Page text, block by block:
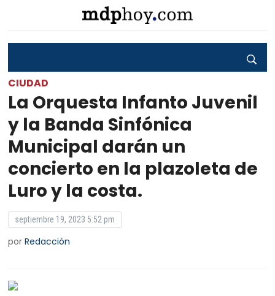
CIUDAD
La Orquesta Infanto Juvenil
y la Banda Sinfónica
Municipal darán un
concierto en la plazoleta de
Luro y la costa.
septiembre 19, 2023 5:52 pm
porRedacción